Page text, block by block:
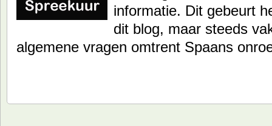
informatie. Dit gebeurt
dit blog, maar steeds
algemene vragen omtrent Spaans